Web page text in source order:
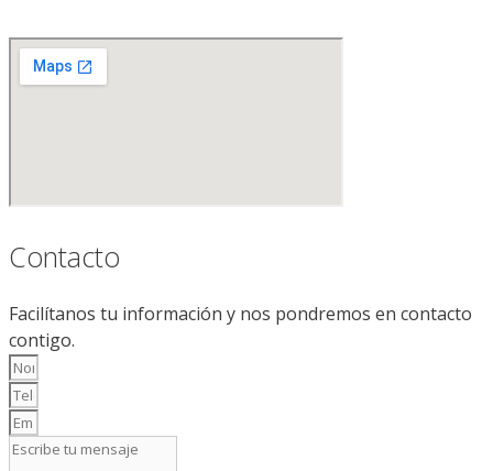
Contacto
Facilítanos tu información y nos pondremos en contacto
contigo.